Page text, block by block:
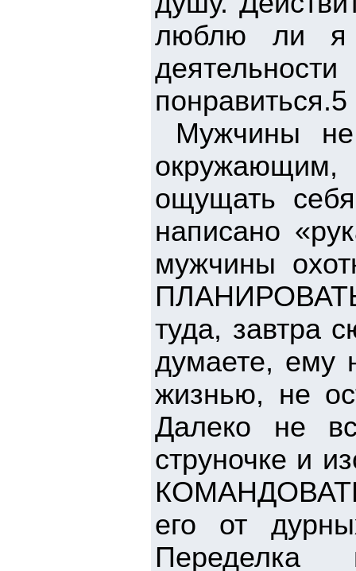
люблю ли я
Мужчины не
окружающим,
ощущать
написано
мужчины
туда, завтра
думаете, ему
жизнью, не
Далеко не
струночке и
его от